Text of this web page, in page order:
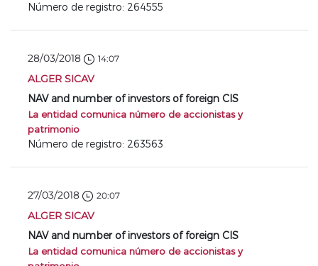
Número de registro: 264555
28/03/2018 14:07
ALGER SICAV
NAV and number of investors of foreign CIS
La entidad comunica número de accionistas y
patrimonio
Número de registro: 263563
27/03/2018 20:07
ALGER SICAV
NAV and number of investors of foreign CIS
La entidad comunica número de accionistas y